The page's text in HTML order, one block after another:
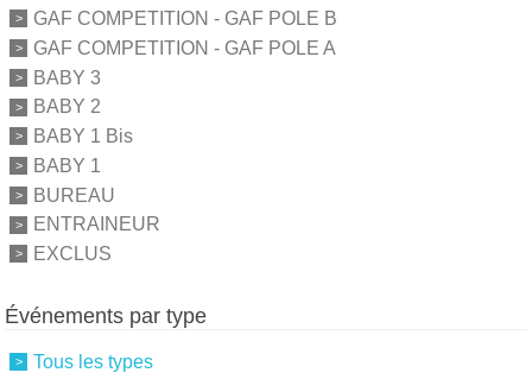
GAF COMPETITION - GAF POLE B
GAF COMPETITION - GAF POLE A
BABY 3
BABY 2
BABY 1 Bis
BABY 1
BUREAU
ENTRAINEUR
EXCLUS
Événements par type
Tous les types